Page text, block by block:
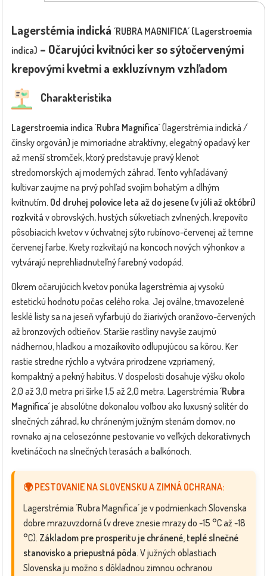
Lagerstémia indická ´RUBRA MAGNIFICA´ (Lagerstroemia
indica) – Očarujúci kvitnúci ker so sýtočervenými
krepovými kvetmi a exkluzívnym vzhľadom
Charakteristika
Lagerstroemia indica ´Rubra Magnifica´(lagerstrémia indická /
čínsky orgován) je mimoriadne atraktívny, elegatný opadavý ker
až menší stromček, ktorý predstavuje pravý klenot
stredomorských aj moderných záhrad. Tento vyhľadávaný
kultivar zaujme na prvý pohľad svojím bohatým a dlhým
kvitnutím. Od druhej polovice leta až do jesene (v júli až októbri)
rozkvitá v obrovských, hustých súkvetiach zvlnených, krepovito
pôsobiacich kvetov v úchvatnej sýto rubínovo-červenej až temne
červenej farbe. Kvety rozkvitajú na koncoch nových výhonkov a
vytvárajú neprehliadnuteľný farebný vodopád.
Okrem očarujúcich kvetov ponúka lagerstrémia aj vysokú
estetickú hodnotu počas celého roka. Jej oválne, tmavozelené
lesklé listy sa na jeseň vyfarbujú do žiarivých oranžovo-červených
až bronzových odtieňov. Staršie rastliny navyše zaujmú
nádhernou, hladkou a mozaikovito odlupujúcou sa kôrou. Ker
rastie stredne rýchlo a vytvára prirodzene vzpriamený,
kompaktný a pekný habitus. V dospelosti dosahuje výšku okolo
2,0 až 3,0 metra pri šírke 1,5 až 2,0 metra. Lagerstrémia ´Rubra
Magnifica´je absolútne dokonalou voľbou ako luxusný solitér do
slnečných záhrad, ku chráneným južným stenám domov, no
rovnako aj na celosezónne pestovanie vo veľkých dekoratívnych
kvetináčoch na slnečných terasách a balkónoch.
🌍 PESTOVANIE NA SLOVENSKU A ZIMNÁ OCHRANA:
Lagerstrémia ´Rubra Magnifica´ je v podmienkach Slovenska
dobre mrazuvzdorná (v dreve znesie mrazy do -15 °C až -18
°C). Základom pre prosperitu je chránené, teplé slnečné
stanovisko a priepustná pôda. V južných oblastiach
Slovenska ju možno s dôkladnou zimnou ochranou